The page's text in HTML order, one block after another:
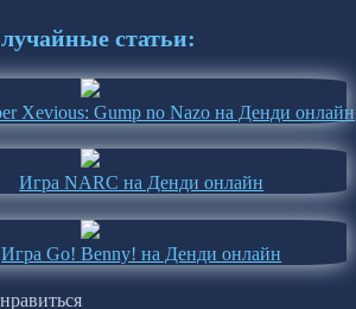
статьи:
Xevious: Gump no Nazo на Денди онлайн
Игра NARC на Денди онлайн
Игра Go! Benny! на Денди онлайн